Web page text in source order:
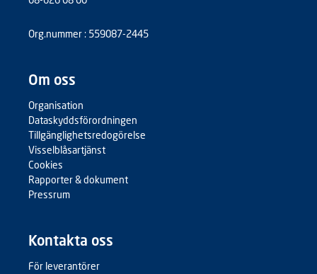
Org.nummer : 559087-2445
Om oss
Organisation
Dataskyddsförordningen
Tillgänglighetsredogörelse
Visselblåsartjänst
Cookies
Rapporter & dokument
Pressrum
Kontakta oss
För leverantörer